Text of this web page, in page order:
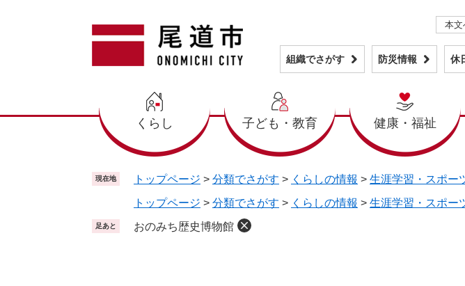
本文
組織でさがす 防災情報 休
くらし 子ども・教育 健康・福祉
現在地 トップページ > 分類でさがす > くらしの情報 > 生涯学習・スポー
トップページ > 分類でさがす > くらしの情報 > 生涯学習・スポー
足あと おのみち歴史博物館